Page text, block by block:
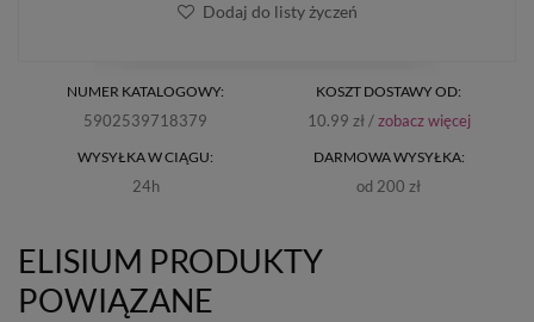
NUMER KATALOGOWY:
5902539718379
WYSYŁKA W CIĄGU:
24h
KOSZT DOSTAWY OD:
10.99 zł /zobacz więcej
DARMOWA WYSYŁKA:
od 200 zł
Dodaj do listy życzeń
ELISIUM PRODUKTY
POWIĄZANE